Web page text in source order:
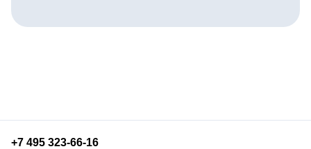
+7 495 323-66-16